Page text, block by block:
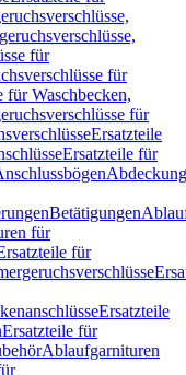
für
für
für Waschbecken,
für
Ersatzteile
Ersatzteile für
Betätigungen
für
für
Ersatzteile
Ersatzteile für
Ablaufgarnituren